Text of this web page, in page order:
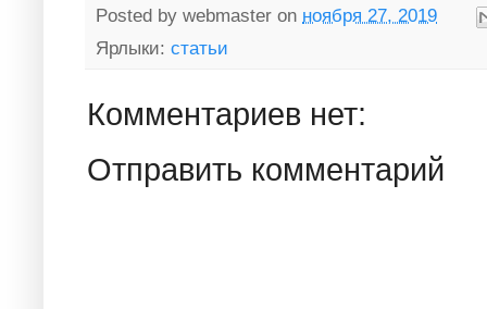
Posted by webmaster on ноября 27, 2019
Ярлыки: статьи
Комментариев нет:
Отправить комментарий